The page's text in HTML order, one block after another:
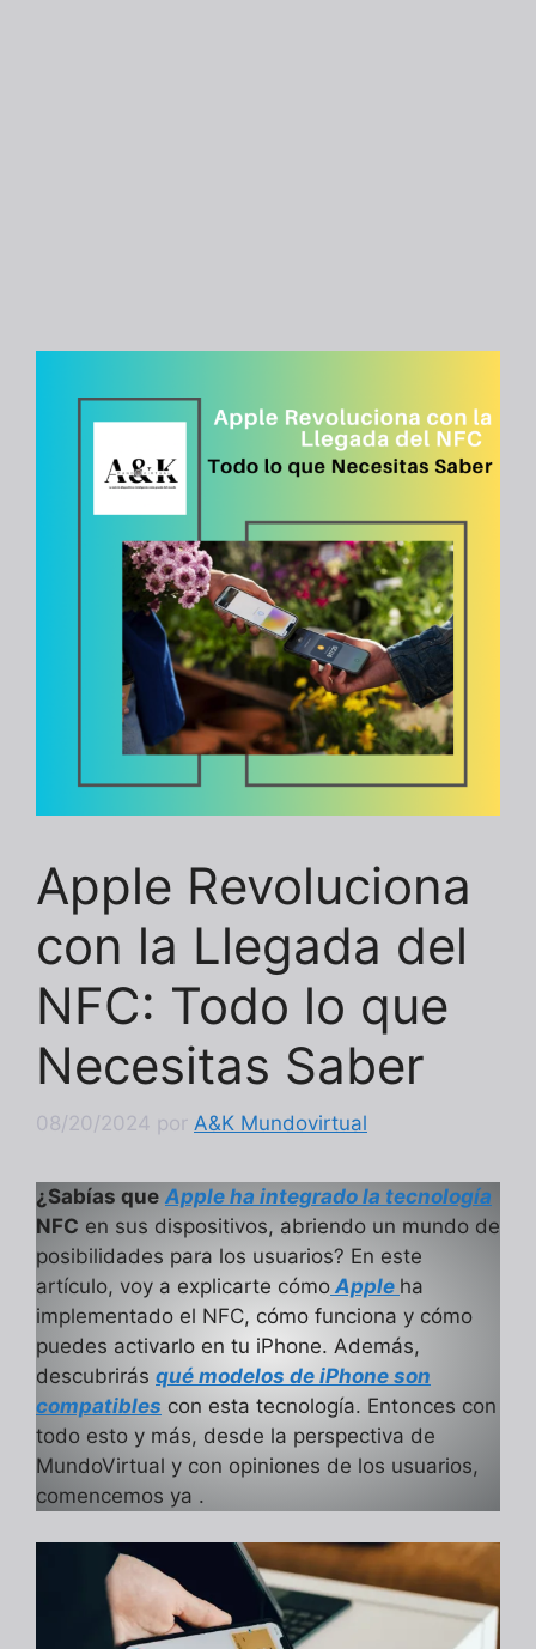
Apple Revoluciona
con la Llegada del
NFC: Todo lo que
Necesitas Saber
08/20/2024 por A&K Mundovirtual
¿Sabías que Apple ha integrado la tecnología
NFC en sus dispositivos, abriendo un mundo de
posibilidades para los usuarios? En este
artículo, voy a explicarte cómoApple ha
implementado el NFC, cómo funciona y cómo
puedes activarlo en tu iPhone. Además,
descubrirás qué modelos de iPhone son
compatibles con esta tecnología. Entonces con
todo esto y más, desde la perspectiva de
MundoVirtual y con opiniones de los usuarios,
comencemos ya .